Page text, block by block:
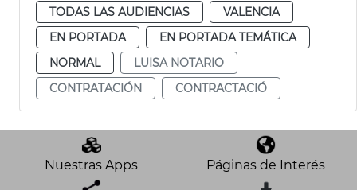
TODAS LAS AUDIENCIAS
VALENCIA
EN PORTADA
EN PORTADA TEMÁTICA
NORMAL
LUISA NOTARIO
CONTRATACIÓN
CONTRACTACIÓ
Nuestras Apps Páginas de Interés